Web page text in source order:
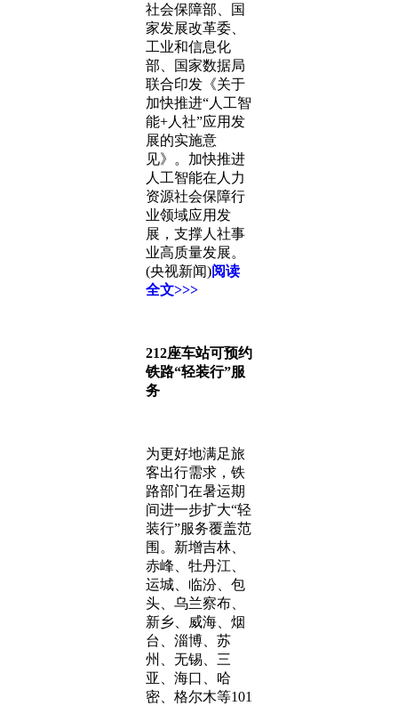
社会保障部、国
家发展改革委、
工业和信息化
部、国家数据局
联合印发《关于
加快推进“人工智
能+人社”应用发
展的实施意
见》。加快推进
人工智能在人力
资源社会保障行
业领域应用发
展，支撑人社事
业高质量发展。
(央视新闻)阅读
全文>>>
212座车站可预约
铁路“轻装行”服
务
为更好地满足旅
客出行需求，铁
路部门在暑运期
间进一步扩大“轻
装行”服务覆盖范
围。新增吉林、
赤峰、牡丹江、
运城、临汾、包
头、乌兰察布、
新乡、威海、烟
台、淄博、苏
州、无锡、三
亚、海口、哈
密、格尔木等101